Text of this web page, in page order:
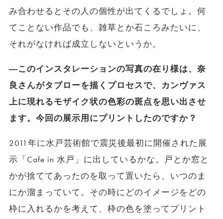
み合わせるとその人の個性が出てくるでしょ。何
てことない作品でも、雑草とか石ころみたいに、
それがなければ成立しないというか。
―このインスタレーションの写真の在り様は、奈
良さんがタブローを描くプロセスで、カンヴァス
上に現れるモザイク状の色彩の斑点を思い出させ
ます。今回の展示用にプリントしたのですか？
2011年に水戸芸術館で震災後最初に開催された展
示「Cafe in 水戸」に出しているかな。戸とか窓と
かが捨ててあったのを取って置いたら、いつのま
にか溜まっていて。その時にどのイメージをどの
枠に入れるかを考えて、枠の色を塗ってプリント